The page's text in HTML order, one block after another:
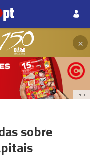
×
PUB
sobre